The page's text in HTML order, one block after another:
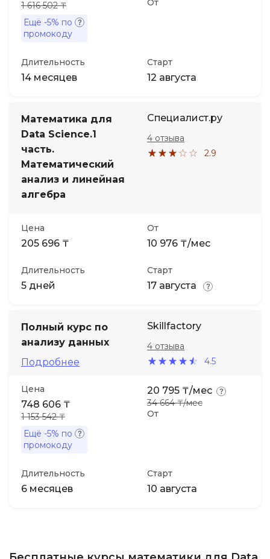
1 616 502 ₸
Ещё -5% по
промокоду
От
Длительность
14 месяцев
Старт
12 августа
Математика для
Data Science.1
часть.
Математический
анализ и линейная
алгебра
Специалист.ру
2.9
4 отзыва
Цена
205 696 ₸
От
10 976 ₸/мес
Длительность
5 дней
Старт
17 августа
Полный курс по
анализу данных
Подробнее
Skillfactory
4.5
4 отзыва
Цена
748 606 ₸
1 153 542 ₸
Ещё -5% по
промокоду
От
20 795 ₸/мес
34 664 ₸/мес
Длительность
6 месяцев
Старт
10 августа